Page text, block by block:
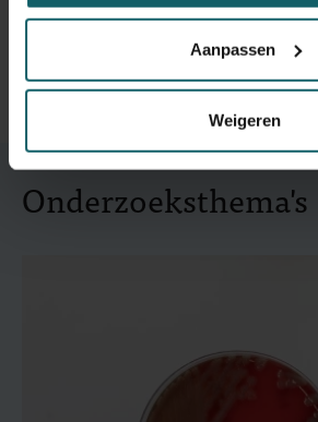
Aanpassen
Weigeren
Wanda, onze website rond
Onderzoeksthema's